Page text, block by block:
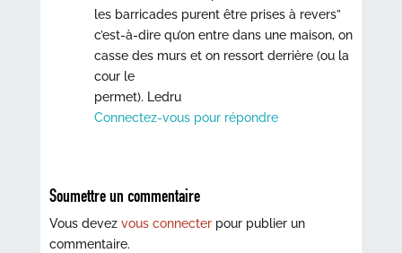
les barricades purent être prises à revers”
c’est-à-dire qu’on entre dans une maison, on
casse des murs et on ressort derrière (ou la
cour le
permet). Ledru
Connectez-vous pour répondre
Soumettre un commentaire
Vous devez vous connecterpour publier un
commentaire.